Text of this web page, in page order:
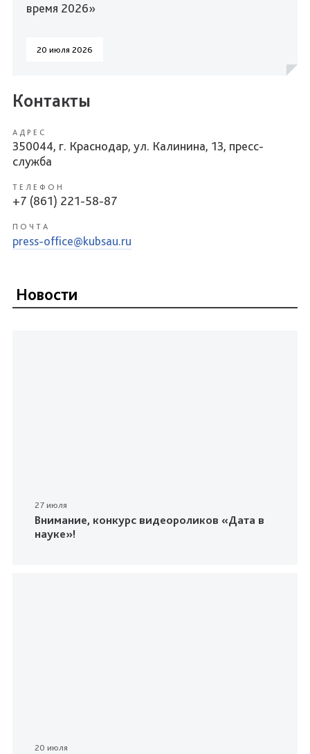
время 2026»
20 июля 2026
Контакты
АДРЕС
350044, г. Краснодар, ул. Калинина, 13, пресс-
служба
ТЕЛЕФОН
+7 (861) 221-58-87
ПОЧТА
press-office@kubsau.ru
Новости
27 июля
Внимание, конкурс видеороликов «Дата в
науке»!
20 июля